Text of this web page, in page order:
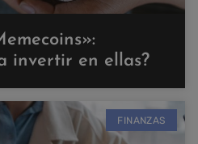
invertir en ellas?
FINANZAS